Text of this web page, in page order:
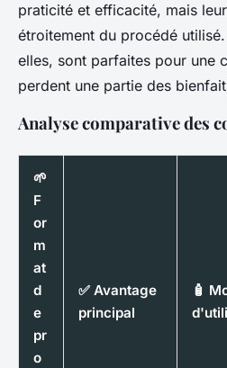
praticité et efficacité, mais
étroitement du procédé
elles, sont parfaites pour une
perdent une partie des
Analyse comparative des
🌱
F
or
m
at
d
e
pr
o
✅ Avantage
principal
🧴